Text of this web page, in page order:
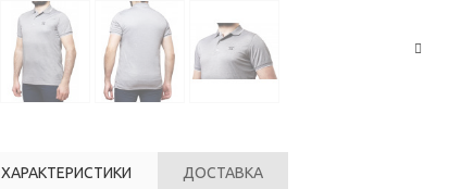
ХАРАКТЕРИСТИКИ ДОСТАВКА